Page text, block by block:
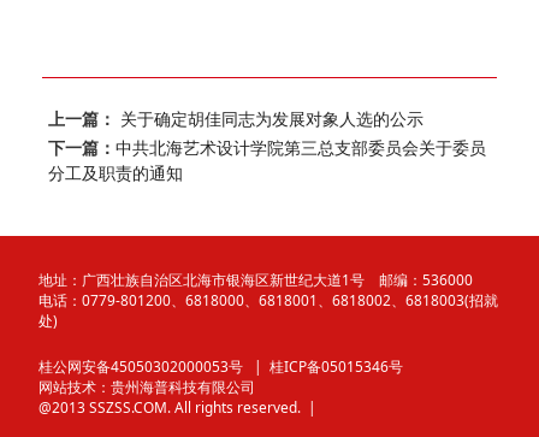
上一篇： 关于确定胡佳同志为发展对象人选的公示
下一篇： 中共北海艺术设计学院第三总支部委员会关于委员
分工及职责的通知
地址：广西壮族自治区北海市银海区新世纪大道1号 邮编：536000
电话：0779-801200、6818000、6818001、6818002、6818003(招就
处)
桂公网安备45050302000053号
| 桂ICP备05015346号
网站技术： 贵州海普科技有限公司
@2013 SSZSS.COM. All rights reserved. |